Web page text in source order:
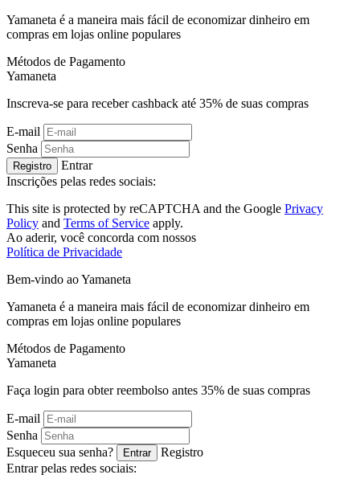
Yamaneta é a maneira mais fácil de economizar dinheiro em
compras em lojas online populares
Métodos de Pagamento
Yamaneta
Inscreva-se para receber cashback até 35% de suas compras
E-mail
Senha
Registro
Entrar
Inscrições pelas redes sociais:
This site is protected by reCAPTCHA and the Google Privacy
Policy and Terms of Service apply.
Ao aderir, você concorda com nossos
Política de Privacidade
Bem-vindo aoYamaneta
Yamaneta é a maneira mais fácil de economizar dinheiro em
compras em lojas online populares
Métodos de Pagamento
Yamaneta
Faça login para obter reembolso antes 35% de suas compras
E-mail
Senha
Esqueceu sua senha?
Entrar
Registro
Entrar pelas redes sociais: